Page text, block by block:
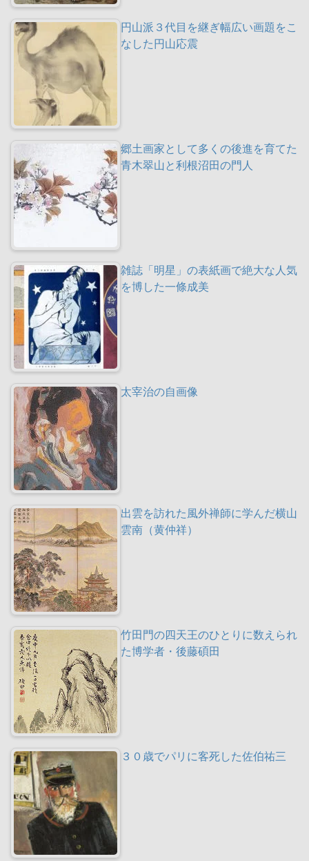
円山派３代目を継ぎ幅広い画題をこ
なした円山応震
郷土画家として多くの後進を育てた
青木翠山と利根沼田の門人
雑誌「明星」の表紙画で絶大な人気
を博した一條成美
太宰治の自画像
出雲を訪れた風外禅師に学んだ横山
雲南（黄仲祥）
竹田門の四天王のひとりに数えられ
た博学者・後藤碩田
３０歳でパリに客死した佐伯祐三